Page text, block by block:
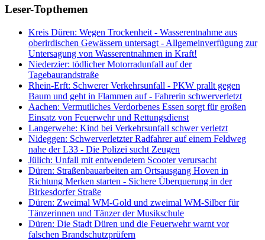
Leser-Topthemen
Kreis Düren: Wegen Trockenheit - Wasserentnahme aus
oberirdischen Gewässern untersagt - Allgemeinverfügung zur
Untersagung von Wasserentnahmen in Kraft!
Niederzier: tödlicher Motorradunfall auf der
Tagebaurandstraße
Rhein-Erft: Schwerer Verkehrsunfall - PKW prallt gegen
Baum und geht in Flammen auf - Fahrerin schwerverletzt
Aachen: Vermutliches Verdorbenes Essen sorgt für großen
Einsatz von Feuerwehr und Rettungsdienst
Langerwehe: Kind bei Verkehrsunfall schwer verletzt
Nideggen: Schwerverletzter Radfahrer auf einem Feldweg
nahe der L33 - Die Polizei sucht Zeugen
Jülich: Unfall mit entwendetem Scooter verursacht
Düren: Straßenbauarbeiten am Ortsausgang Hoven in
Richtung Merken starten - Sichere Überquerung in der
Birkesdorfer Straße
Düren: Zweimal WM-Gold und zweimal WM-Silber für
Tänzerinnen und Tänzer der Musikschule
Düren: Die Stadt Düren und die Feuerwehr warnt vor
falschen Brandschutzprüfern